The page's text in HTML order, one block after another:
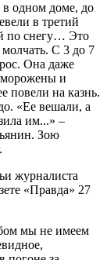
в одном доме, до
в третий
по снегу… Это
С 3 до 7
Она даже
и
повели на казнь.
«Ее вешали, а
им...» –
Зою
журналиста
«Правда» 27
мы не имеем